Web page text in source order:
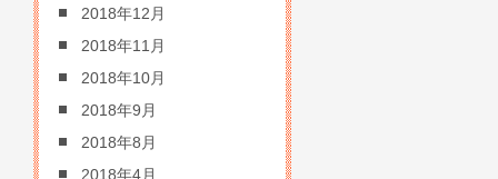
2018年12月
2018年11月
2018年10月
2018年9月
2018年8月
2018年4月